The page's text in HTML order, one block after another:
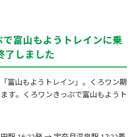
富山もようトレインに乗
しました
富山もようトレイン」。くろワン期
す。くろワンきっぷで富山もようト